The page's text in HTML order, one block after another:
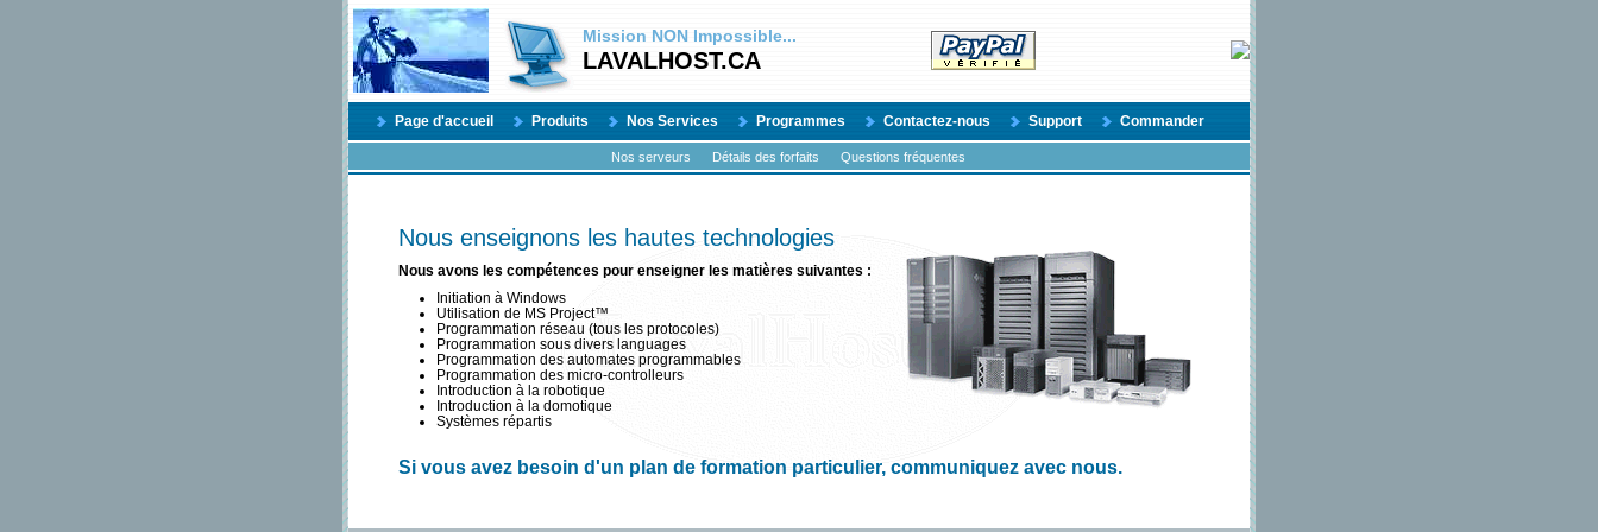
Mission NON Impossible...
LAVALHOST.CA
Page d'accueil Produits Nos Services Programmes Contactez-nous Support Commander
Nos serveurs Détails des forfaits Questions fréquentes
Nous enseignons les hautes technologies
Nous avons les compétences pour enseigner les matières suivantes :
Initiation à Windows
Utilisation de MS Project™
Programmation réseau (tous les protocoles)
Programmation sous divers languages
Programmation des automates programmables
Programmation des micro-controlleurs
Introduction à la robotique
Introduction à la domotique
Systèmes répartis
Si vous avez besoin d'un plan de formation particulier, communiquez avec nous.